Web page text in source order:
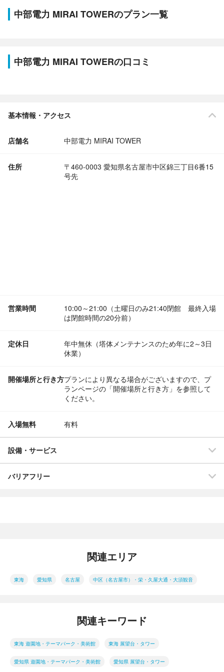
中部電力 MIRAI TOWERのプラン一覧
中部電力 MIRAI TOWERの口コミ
基本情報・アクセス
店舗名 中部電力 MIRAI TOWER
住所
〒460-0003 愛知県名古屋市中区錦三丁目6番15
号先
営業時間
10:00～21:00（土曜日のみ21:40閉館 最終入場
は閉館時間の20分前）
定休日
年中無休（塔体メンテナンスのため年に2～3日
休業）
開催場所と行き方プランにより異なる場合がございますので、プ
ランページの「開催場所と行き方」を参照して
ください。
入場無料 有料
設備・サービス
バリアフリー
関連エリア
東海 愛知県 名古屋 中区（名古屋市）・栄・久屋大通・大須観音
関連キーワード
東海 遊園地・テーマパーク・美術館 東海 展望台・タワー
愛知県 遊園地・テーマパーク・美術館 愛知県 展望台・タワー